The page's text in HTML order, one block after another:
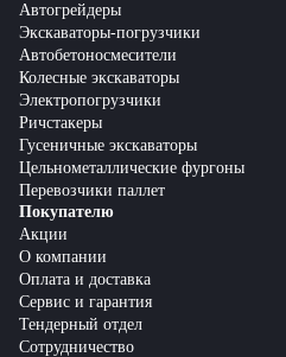
Автогрейдеры
Экскаваторы-погрузчики
Автобетоносмесители
Колесные экскаваторы
Электропогрузчики
Ричстакеры
Гусеничные экскаваторы
Цельнометаллические фургоны
Перевозчики паллет
Покупателю
Акции
О компании
Оплата и доставка
Сервис и гарантия
Тендерный отдел
Сотрудничество